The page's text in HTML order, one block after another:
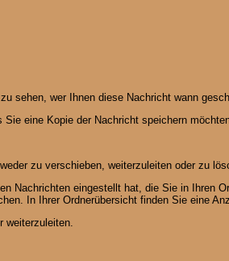
sehen, wer Ihnen diese Nachricht wann
eine Kopie der Nachricht speichern
zu verschieben, weiterzuleiten oder zu
Nachrichten eingestellt hat, die Sie in Ihren
In Ihrer Ordnerübersicht finden Sie eine
weiterzuleiten.